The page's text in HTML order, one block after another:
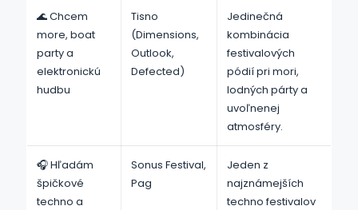
🌊 Chcem
more, boat
party a
elektronickú
hudbu
Tisno
(Dimensions,
Outlook,
Defected)
Jedinečná
kombinácia
festivalových
pódií pri mori,
lodných párty a
uvoľnenej
atmosféry.
🎧 Hľadám
špičkové
techno a
Sonus Festival,
Pag
Jeden z
najznámejších
techno festivalov